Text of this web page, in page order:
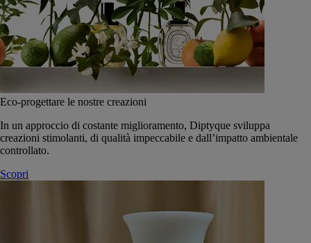
Eco-progettare le nostre creazioni
In un approccio di costante miglioramento, Diptyque sviluppa
creazioni stimolanti, di qualità impeccabile e dall’impatto ambientale
controllato.
Scopri